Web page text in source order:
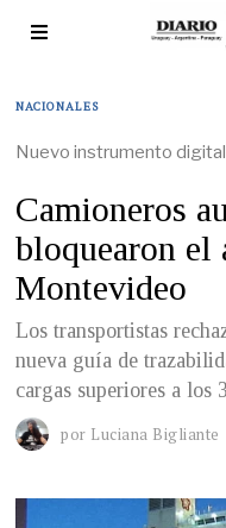
NACIONALES
Nuevo instrumento
Camioneros
bloquearon el
Montevideo
Los transportistas
nueva guía de
cargas superiores a los
por Luciana Bigliante